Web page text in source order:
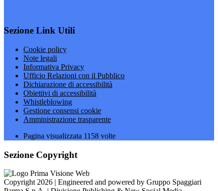
Sezione Link Utili
Cookie policy
Note legali
Informativa Privacy
Ufficio Relazioni con il Pubblico
Dichiarazione di accessibilità
Obiettivi di accessibilità
Whistleblowing
Gestione consensi cookie
Amministrazione trasparente
Pagina visualizzata 1158 volte
Sezione Copyright
Copyright 2026 | Engineered and powered by Gruppo Spaggiari